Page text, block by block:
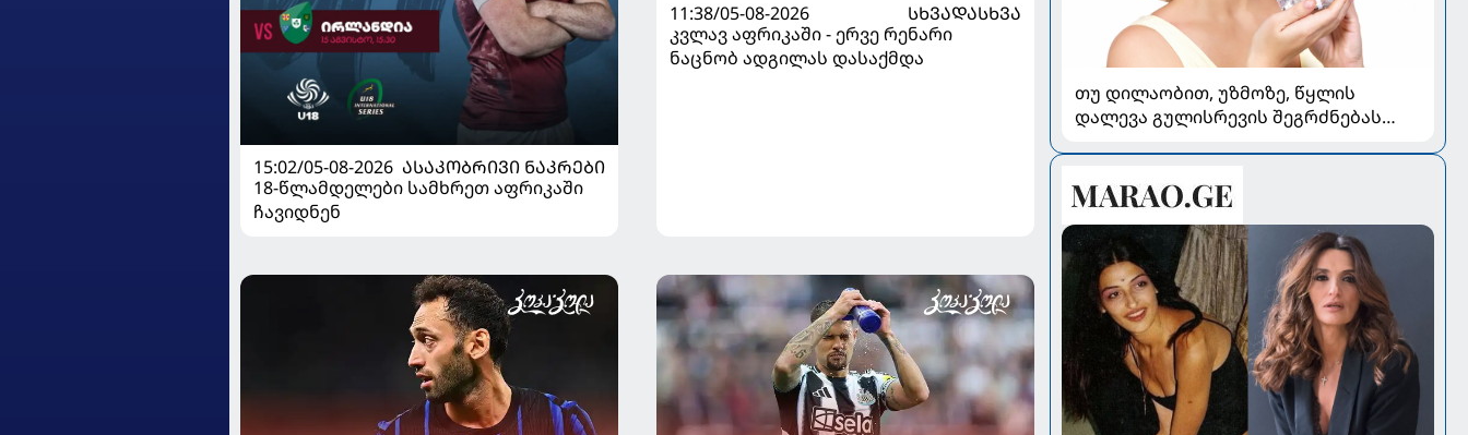
15:02/05-08-2026 ᲐᲡᲐᲙᲝᲑᲠᲘᲕᲘ ᲜᲐᲙᲠᲔᲑᲘ
18-წლამდელები სამხრეთ აფრიკაში
ჩავიდნენ
11:38/05-08-2026
ᲡᲮᲕᲐᲓᲐᲡᲮᲕᲐ
კვლავ აფრიკაში - ერვე რენარი
ნაცნობ ადგილას დასაქმდა
თუ დილაობით, უზმოზე, წყლის
დალევა გულისრევის შეგრძნებას